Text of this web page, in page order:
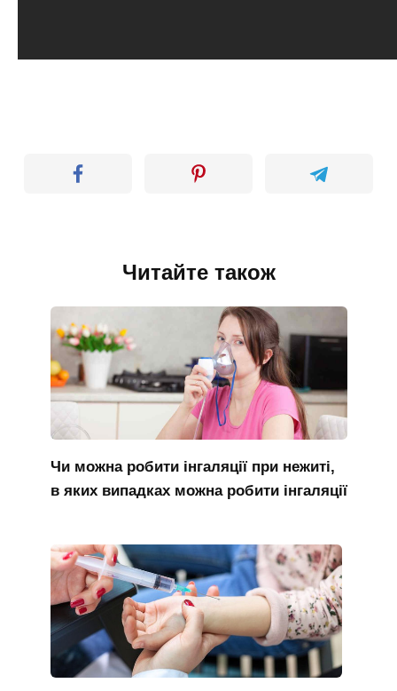
Читайте також
Чи можна робити інгаляції при нежиті,
в яких випадках можна робити інгаляції